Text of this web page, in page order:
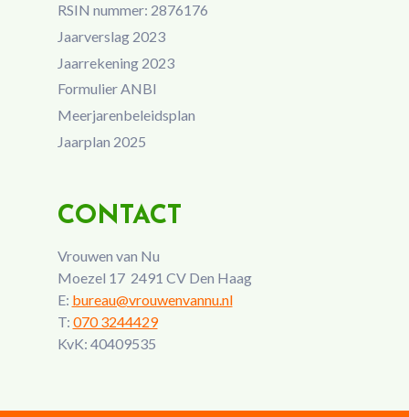
RSIN nummer: 2876176
Jaarverslag 2023
Jaarrekening 2023
Formulier ANBI
Meerjarenbeleidsplan
Jaarplan 2025
CONTACT
Vrouwen van Nu
Moezel 17 2491 CV Den Haag
E: bureau@vrouwenvannu.nl
T: 070 3244429
KvK: 40409535